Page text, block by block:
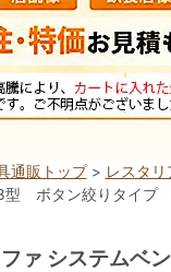
通販トップ> レスタリ
型 ボタン絞りタイプ
ァ システムベ